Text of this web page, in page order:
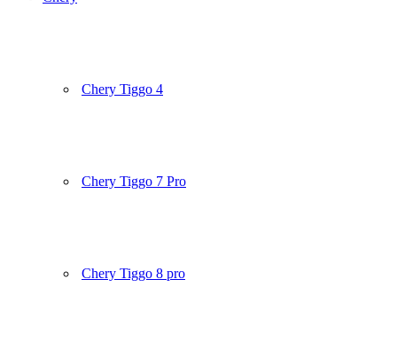
Chery Tiggo 4
Chery Tiggo 7 Pro
Chery Tiggo 8 pro